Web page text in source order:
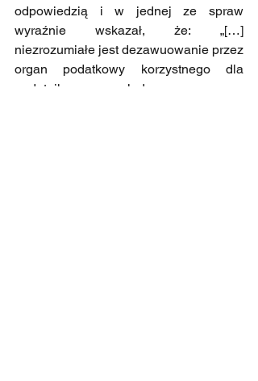
odpowiedzią i w jednej ze spraw
wyraźnie wskazał, że: „[…]
niezrozumiałe jest dezawuowanie przez
organ podatkowy korzystnego dla
podatnika poglądu prawnego